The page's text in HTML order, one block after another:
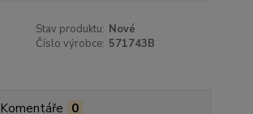
Stav produktu: Nové
Číslo výrobce: 571743B
Komentáře 0